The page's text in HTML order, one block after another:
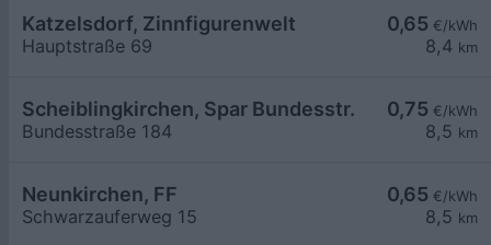
0,65 €/kWh
8,4 km
Katzelsdorf, Zinnfigurenwelt
Hauptstraße 69
0,75 €/kWh
8,5 km
Scheiblingkirchen, Spar Bundesstr.
Bundesstraße 184
0,65 €/kWh
8,5 km
Neunkirchen, FF
Schwarzauferweg 15